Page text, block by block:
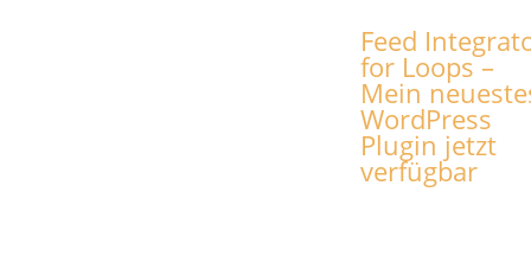
Feed
for Loops –
Mein
WordPress
Plugin jetzt
verfügbar